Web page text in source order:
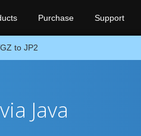
Purchase Support
to JP2
Java